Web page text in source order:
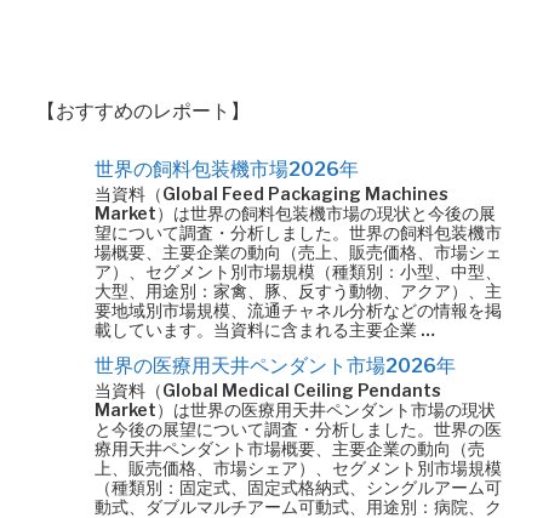
【おすすめのレポート】
世界の飼料包装機市場2026年
当資料（Global Feed Packaging Machines
Market）は世界の飼料包装機市場の現状と今後の展
望について調査・分析しました。世界の飼料包装機市
場概要、主要企業の動向（売上、販売価格、市場シェ
ア）、セグメント別市場規模（種類別：小型、中型、
大型、用途別：家禽、豚、反すう動物、アクア）、主
要地域別市場規模、流通チャネル分析などの情報を掲
載しています。当資料に含まれる主要企業 …
世界の医療用天井ペンダント市場2026年
当資料（Global Medical Ceiling Pendants
Market）は世界の医療用天井ペンダント市場の現状
と今後の展望について調査・分析しました。世界の医
療用天井ペンダント市場概要、主要企業の動向（売
上、販売価格、市場シェア）、セグメント別市場規模
（種類別：固定式、固定式格納式、シングルアーム可
動式、ダブルマルチアーム可動式、用途別：病院、ク